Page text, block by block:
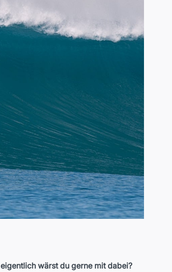
wärst du gerne mit dabei?